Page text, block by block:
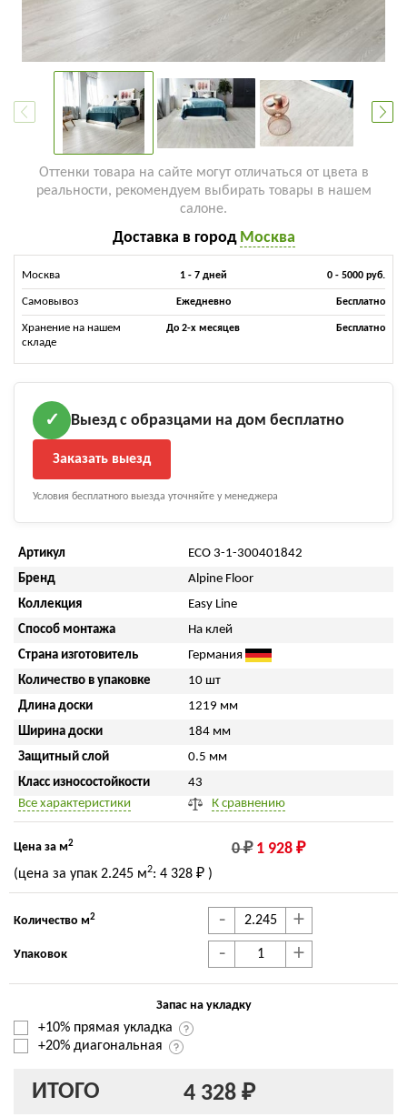
Оттенки товара на сайте могут отличаться от цвета в
реальности, рекомендуем выбирать товары в нашем
салоне.
Доставка в город Москва
Москва 1 - 7 дней 0 - 5000 руб.
Самовывоз Ежедневно Бесплатно
Хранение на нашем
складе
До 2-х месяцев Бесплатно
✓ Выезд с образцами на дом бесплатно
Заказать выезд
Условия бесплатного выезда уточняйте у менеджера
Артикул
ECO 3-1-300401842
Бренд
Alpine Floor
Коллекция
Easy Line
Способ монтажа
На клей
Страна изготовитель
Германия
Количество в упаковке
10 шт
Длина доски
1219 мм
Ширина доски
184 мм
Защитный слой
0.5 мм
Класс износостойкости
43
Все характеристики
К сравнению
Цена за м2 0 ₽ 1 928 ₽
(цена за упак 2.245 м2: 4 328 ₽ )
Количество м2 - +
Упаковок - +
Запас на укладку
+10% прямая укладка
+20% диагональная
ИТОГО 4 328 ₽